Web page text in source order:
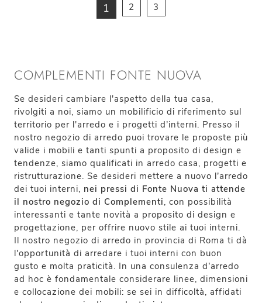
1 2 3
COMPLEMENTI FONTE NUOVA
Se desideri cambiare l'aspetto della tua casa,
rivolgiti a noi, siamo un mobilificio di riferimento sul
territorio per l'arredo e i progetti d’interni. Presso il
nostro negozio di arredo puoi trovare le proposte più
valide i mobili e tanti spunti a proposito di design e
tendenze, siamo qualificati in arredo casa, progetti e
ristrutturazione. Se desideri mettere a nuovo l’arredo
dei tuoi interni, nei pressi di Fonte Nuova ti attende
il nostro negozio di Complementi, con possibilità
interessanti e tante novità a proposito di design e
progettazione, per offrire nuovo stile ai tuoi interni.
Il nostro negozio di arredo in provincia di Roma ti dà
l'opportunità di arredare i tuoi interni con buon
gusto e molta praticità. In una consulenza d’arredo
ad hoc è fondamentale considerare linee, dimensioni
e collocazione dei mobili: se sei in difficoltà, affidati